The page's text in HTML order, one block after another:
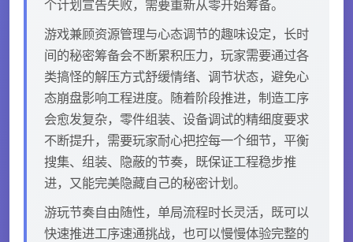
个计划宣告失败，需要重新从零开始筹备。
游戏兼顾资源管理与心态调节的趣味设定，长时
间的秘密筹备会不断累积压力，玩家需要通过各
类搞怪的解压方式舒缓情绪、调节状态，避免心
态崩盘影响工程进度。随着阶段推进，制造工序
会愈发复杂，零件组装、设备调试的精细度要求
不断提升，需要玩家耐心把控每一个细节，平衡
搜集、组装、隐蔽的节奏，既保证工程稳步推
进，又能完美隐藏自己的秘密计划。
游玩节奏自由随性，单局流程时长灵活，既可以
快速推进工序速通挑战，也可以慢慢体验完整的